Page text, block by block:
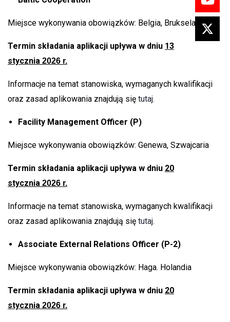
Miejsce wykonywania obowiązków: Belgia, Bruksela
Termin składania aplikacji upływa w dniu 13
stycznia 2026 r.
Informacje na temat stanowiska, wymaganych kwalifikacji
oraz zasad aplikowania znajdują się tutaj.
Facility Management Officer (P)
Miejsce wykonywania obowiązków: Genewa, Szwajcaria
Termin składania aplikacji upływa w dniu 20
stycznia 2026 r.
Informacje na temat stanowiska, wymaganych kwalifikacji
oraz zasad aplikowania znajdują się tutaj.
Associate External Relations Officer (P-2)
Miejsce wykonywania obowiązków: Haga. Holandia
Termin składania aplikacji upływa w dniu 20
stycznia 2026 r.